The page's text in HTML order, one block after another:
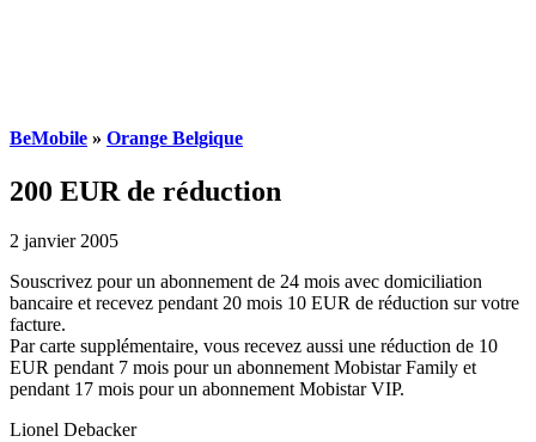
BeMobile » Orange Belgique
200 EUR de réduction
2 janvier 2005
Souscrivez pour un abonnement de 24 mois avec domiciliation
bancaire et recevez pendant 20 mois 10 EUR de réduction sur votre
facture.
Par carte supplémentaire, vous recevez aussi une réduction de 10
EUR pendant 7 mois pour un abonnement Mobistar Family et
pendant 17 mois pour un abonnement Mobistar VIP.
Lionel Debacker